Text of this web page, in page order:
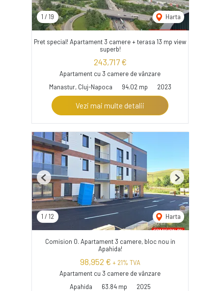
1 / 19 Harta
Pret special! Apartament 3 camere + terasa 13 mp view
superb!
243,717 €
Apartament cu 3 camere de vânzare
Manastur, Cluj-Napoca
94.02 mp 2023
Vezi mai multe detalii
1 / 12 Harta
Previous Next
Comision 0. Apartament 3 camere, bloc nou in
Apahida!
98,952 € + 21% TVA
Apartament cu 3 camere de vânzare
Apahida
63.84 mp 2025